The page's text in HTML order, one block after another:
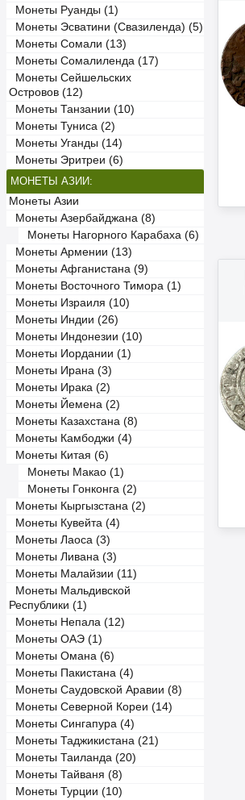
Монеты Руанды (1)
Монеты Эсватини (Свазиленда) (5)
Монеты Сомали (13)
Монеты Сомалиленда (17)
Монеты Сейшельских
Островов (12)
Монеты Танзании (10)
Монеты Туниса (2)
Монеты Уганды (14)
Монеты Эритреи (6)
МОНЕТЫ АЗИИ:
Монеты Азии
Монеты Азербайджана (8)
Монеты Нагорного Карабаха (6)
Монеты Армении (13)
Монеты Афганистана (9)
Монеты Восточного Тимора (1)
Монеты Израиля (10)
Монеты Индии (26)
Монеты Индонезии (10)
Монеты Иордании (1)
Монеты Ирана (3)
Монеты Ирака (2)
Монеты Йемена (2)
Монеты Казахстана (8)
Монеты Камбоджи (4)
Монеты Китая (6)
Монеты Макао (1)
Монеты Гонконга (2)
Монеты Кыргызстана (2)
Монеты Кувейта (4)
Монеты Лаоса (3)
Монеты Ливана (3)
Монеты Малайзии (11)
Монеты Мальдивской
Республики (1)
Монеты Непала (12)
Монеты ОАЭ (1)
Монеты Омана (6)
Монеты Пакистана (4)
Монеты Саудовской Аравии (8)
Монеты Северной Кореи (14)
Монеты Сингапура (4)
Монеты Таджикистана (21)
Монеты Таиланда (20)
Монеты Тайваня (8)
Монеты Турции (10)